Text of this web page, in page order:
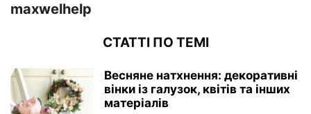
maxwelhelp
СТАТТІ ПО ТЕМІ
Весняне натхнення: декоративні
вінки із галузок, квітів та інших
матеріалів